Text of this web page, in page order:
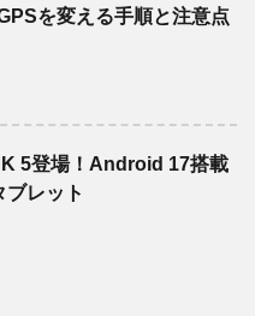
を変える手順と注意点
5登場！Android 17搭載
ブレット